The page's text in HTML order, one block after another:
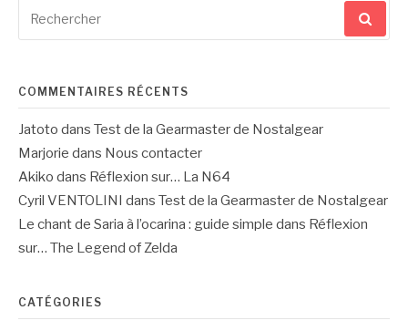
pour
COMMENTAIRES RÉCENTS
Jatoto dans Test de la Gearmaster de Nostalgear
Marjorie dans Nous contacter
Akiko dans Réflexion sur… La N64
Cyril VENTOLINI
dans Test de la Gearmaster de Nostalgear
Le chant de Saria à l’ocarina : guide simple dans Réflexion
sur… The Legend of Zelda
CATÉGORIES